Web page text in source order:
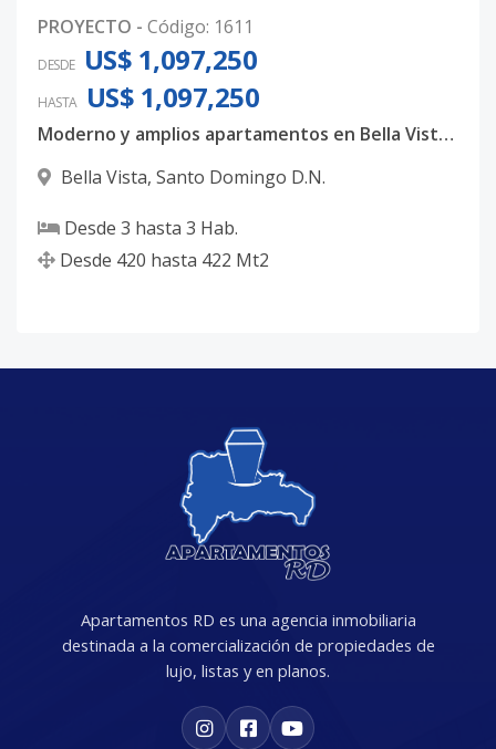
PROYECTO - Código: 1611
DESDE US$ 1,097,250
HASTA US$ 1,097,250
Moderno y amplios apartamentos en Bella Vista, con 3 habitaciones, 3.5 baños y 4 parqueos techados
Bella Vista, Santo Domingo D.N.
Desde 3 hasta 3 Hab.
Desde 420 hasta 422 Mt2
Apartamentos RD es una agencia inmobiliaria
destinada a la comercialización de propiedades de
lujo, listas y en planos.